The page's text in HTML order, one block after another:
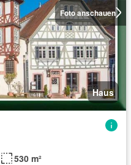
Foto anschauen
Haus
530 m²